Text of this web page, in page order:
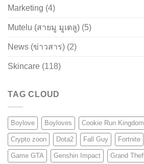
Marketing (4)
Mutelu (สายมู มูเตลู) (5)
News (ข่าวสาร) (2)
Skincare (118)
TAG CLOUD
Boylove Boyloves Cookie Run Kingdom
Crypto zoon Dota2 Fall Guy Fortnite
Game GTA Genshin Impact Grand